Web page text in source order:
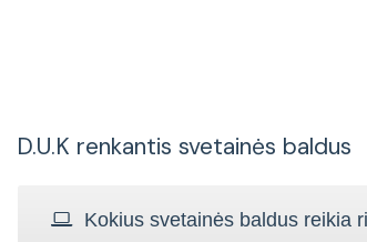
D.U.K renkantis svetainės baldus
Kokius svetainės baldus reikia